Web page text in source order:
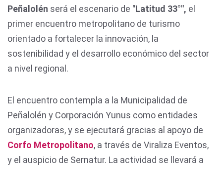
Peñalolén será el escenario de "Latitud 33°", el
primer encuentro metropolitano de turismo
orientado a fortalecer la innovación, la
sostenibilidad y el desarrollo económico del sector
a nivel regional.
El encuentro contempla a la Municipalidad de
Peñalolén y Corporación Yunus como entidades
organizadoras, y se ejecutará gracias al apoyo de
Corfo Metropolitano, a través de Viraliza Eventos,
y el auspicio de Sernatur. La actividad se llevará a